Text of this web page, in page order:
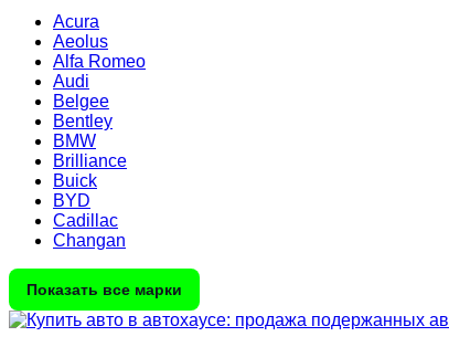
Acura
Aeolus
Alfa Romeo
Audi
Belgee
Bentley
BMW
Brilliance
Buick
BYD
Cadillac
Changan
Показать все марки